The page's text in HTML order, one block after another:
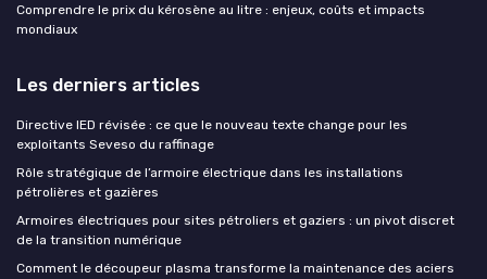
Comprendre le prix du kérosène au litre : enjeux, coûts et impacts
mondiaux
Les derniers articles
Directive IED révisée : ce que le nouveau texte change pour les
exploitants Seveso du raffinage
Rôle stratégique de l’armoire électrique dans les installations
pétrolières et gazières
Armoires électriques pour sites pétroliers et gaziers : un pivot discret
de la transition numérique
Comment le découpeur plasma transforme la maintenance des aciers